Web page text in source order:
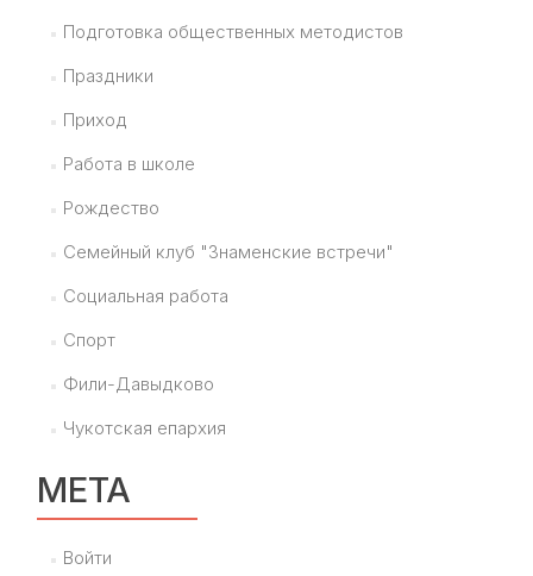
Подготовка общественных методистов
Праздники
Приход
Работа в школе
Рождество
Семейный клуб "Знаменские встречи"
Социальная работа
Спорт
Фили-Давыдково
Чукотская епархия
МЕТА
Войти